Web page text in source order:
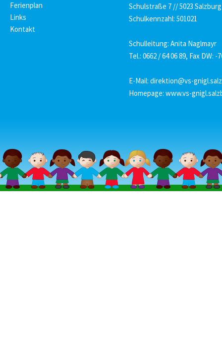
Ferienplan
Links
Kontakt
Schulstraße 7 // 5023 Salzburg
Schulkennzahl: 501021
Schulleitung: Anita Naglmayr
Tel.: 0662 / 64 06 89, Fax DW: -
E-Mail: direktion@vs-
Homepage: www.vs-